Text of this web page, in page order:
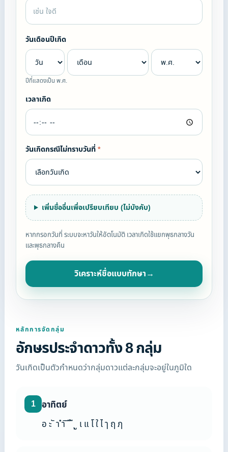
วันเดือนปีเกิด
ปีที่แสดงเป็น พ.ศ.
เวลาเกิด
วันเกิดกรณีไม่ทราบวันที่*
เพิ่มชื่ออื่นเพื่อเปรียบเทียบ (ไม่บังคับ)
หากกรอกวันที่ ระบบจะหาวันให้อัตโนมัติ เวลาเกิดใช้แยกพุธกลางวัน
และพุธกลางคืน
วิเคราะห์ชื่อแบบทักษา→
หลักการจัดกลุ่ม
อักษรประจำดาวทั้ง 8 กลุ่ม
วันเกิดเป็นตัวกำหนดว่ากลุ่มดาวแต่ละกลุ่มจะอยู่ในภูมิใด
1 อาทิตย์
อ ะ ั า ำ ิ ี ึ ื ุ ู เ แ โ ใ ไ ๅ ฤ ฦ